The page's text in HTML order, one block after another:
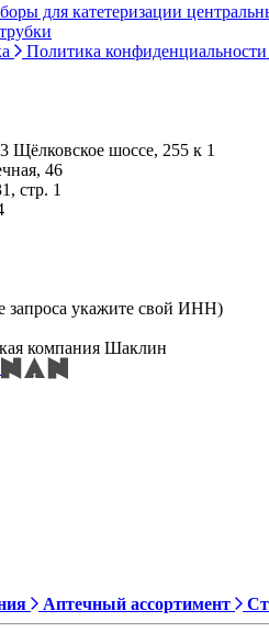
для катетеризации
Политика конфиденциальности
шоссе, 255 к 1
46
стр. 1
запроса укажите свой ИНН)
компания Шаклин
Аптечный ассортимент